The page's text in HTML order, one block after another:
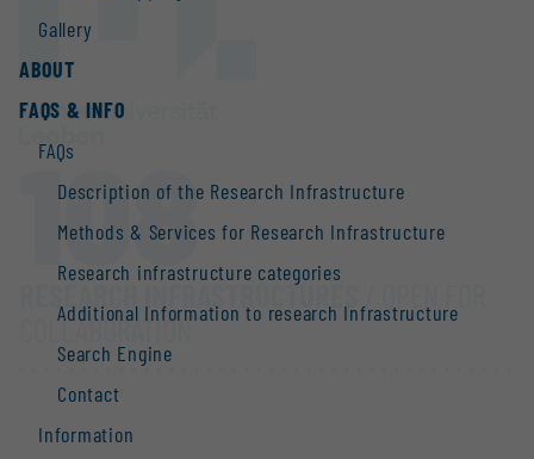
Gallery
ABOUT
FAQS & INFO
FAQs
Description of the Research Infrastructure
Methods & Services for Research Infrastructure
Research infrastructure categories
Additional Information to research Infrastructure
Search Engine
Contact
Information
108
RESEARCH INFRASTRUCTURES
COLLABORATION